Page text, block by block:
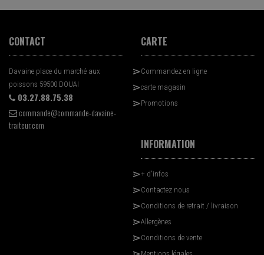
CONTACT
Davaine place du marché aux
poissons 59500 DOUAI
03.27.88.75.38
commande@commande-davaine-
traiteur.com
CARTE
Commandez en ligne
carte magasin
Promotions
INFORMATION
+ d'infos
Contactez nous
Conditions de retrait / livraison
Allergènes
Conditions de vente